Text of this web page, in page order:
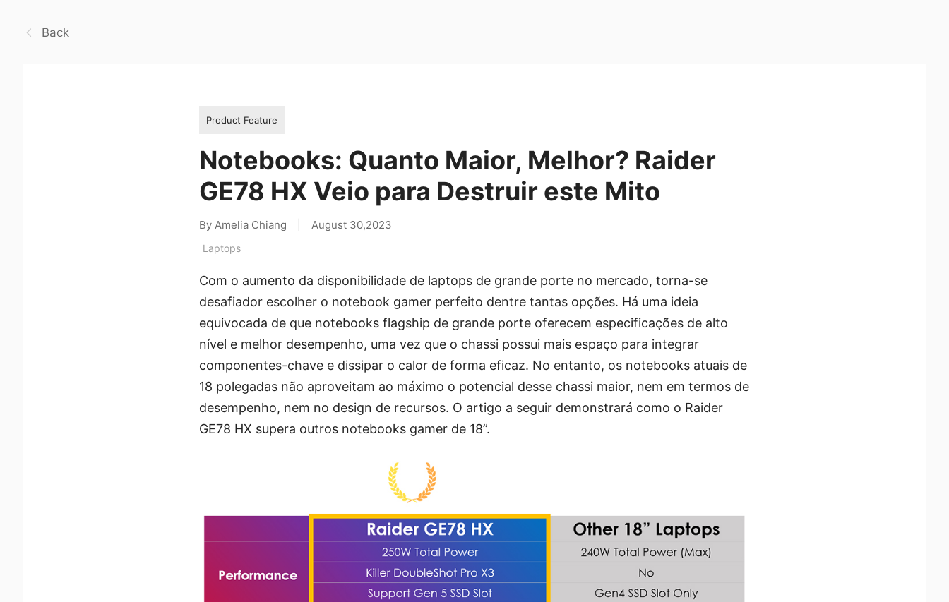
Back
Product Feature
Notebooks: Quanto Maior, Melhor? Raider
GE78 HX Veio para Destruir este Mito
By Amelia Chiang August 30,2023
Laptops
Com o aumento da disponibilidade de laptops de grande porte no mercado, torna-se
desafiador escolher o notebook gamer perfeito dentre tantas opções. Há uma ideia
equivocada de que notebooks flagship de grande porte oferecem especificações de alto
nível e melhor desempenho, uma vez que o chassi possui mais espaço para integrar
componentes-chave e dissipar o calor de forma eficaz. No entanto, os notebooks atuais de
18 polegadas não aproveitam ao máximo o potencial desse chassi maior, nem em termos de
desempenho, nem no design de recursos. O artigo a seguir demonstrará como o Raider
GE78 HX supera outros notebooks gamer de 18”.